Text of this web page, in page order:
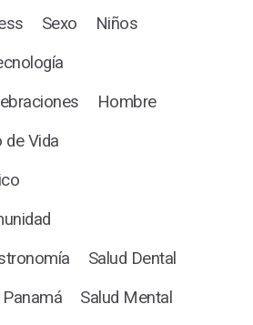
Sexo
Niños
Hombre
de Vida
Salud Dental
Panamá
Salud Mental